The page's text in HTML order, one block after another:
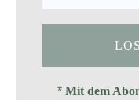
* Mit dem